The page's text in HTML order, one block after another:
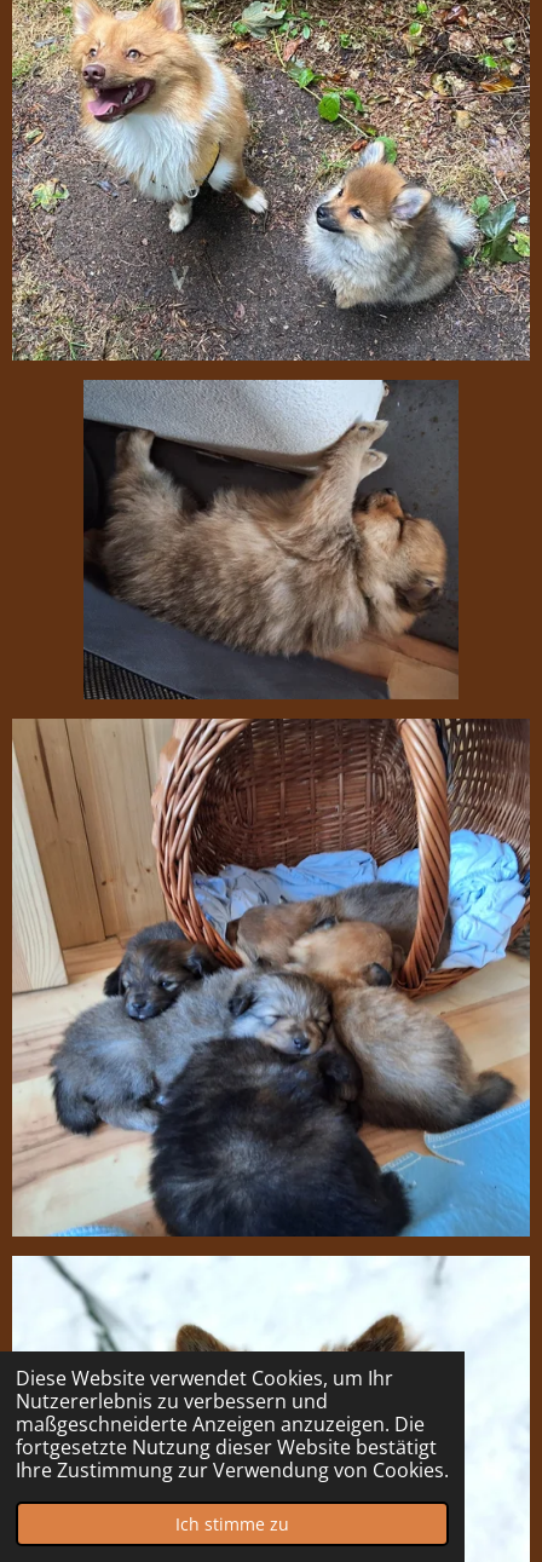
Diese Website verwendet Cookies, um Ihr
Nutzererlebnis zu verbessern und
maßgeschneiderte Anzeigen anzuzeigen. Die
fortgesetzte Nutzung dieser Website bestätigt
Ihre Zustimmung zur Verwendung von Cookies.
Ich stimme zu